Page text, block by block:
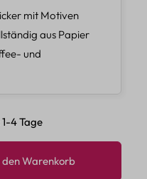
mit Motiven
aus Papier
und
4 Tage
gewünschten
den Warenkorb